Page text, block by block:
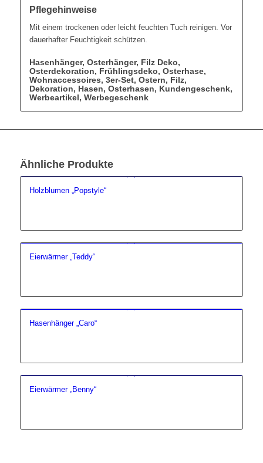
Pflegehinweise
Mit einem trockenen oder leicht feuchten Tuch reinigen. Vor
dauerhafter Feuchtigkeit schützen.
Hasenhänger, Osterhänger, Filz Deko,
Osterdekoration, Frühlingsdeko, Osterhase,
Wohnaccessoires, 3er-Set, Ostern, Filz,
Dekoration, Hasen, Osterhasen, Kundengeschenk,
Werbeartikel, Werbegeschenk
Ähnliche Produkte
Holzblumen „Popstyle“
Eierwärmer „Teddy“
Hasenhänger „Caro“
Eierwärmer „Benny“